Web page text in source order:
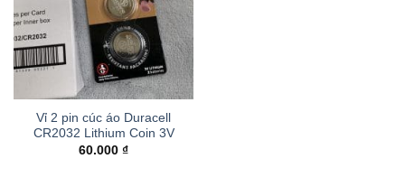
Vỉ 2 pin cúc áo Duracell
CR2032 Lithium Coin 3V
60.000 ₫